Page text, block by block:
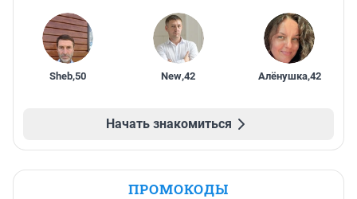
Sheb,50 New,42 Алёнушка,42
Начать знакомиться
ПРОМОКОДЫ